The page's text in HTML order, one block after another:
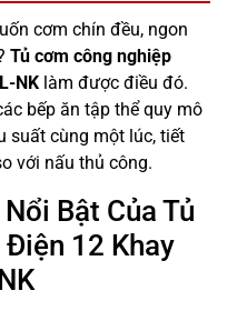
cơm chín đều, ngon
Tủ cơm công nghiệp
NK làm được điều đó.
bếp ăn tập thể quy mô
suất cùng một lúc, tiết
với nấu thủ công.
Bật Của Tủ
12 Khay